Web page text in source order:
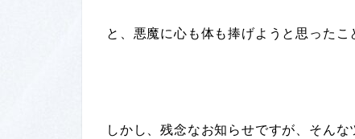
と、悪魔に心も体も捧げようと思ったこ
しかし、残念なお知らせですが、そんな